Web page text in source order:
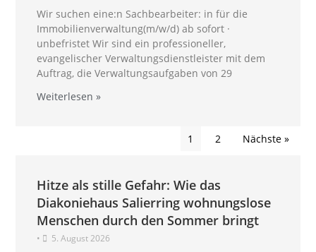
Wir suchen eine:n Sachbearbeiter: in für die
Immobilienverwaltung(m/w/d) ab sofort ·
unbefristet Wir sind ein professioneller,
evangelischer Verwaltungsdienstleister mit dem
Auftrag, die Verwaltungsaufgaben von 29
Weiterlesen »
1 2 Nächste »
Hitze als stille Gefahr: Wie das
Diakoniehaus Salierring wohnungslose
Menschen durch den Sommer bringt
• 5. August 2026